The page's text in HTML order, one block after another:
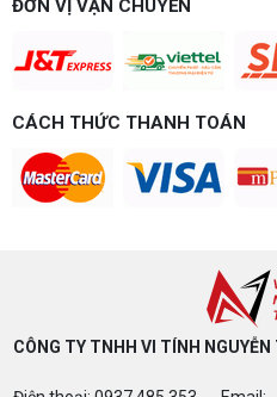
ĐƠN VỊ VẬN CHUYỂN
CÁCH THỨC THANH TOÁN
CÔNG TY TNHH VI TÍNH NGUYỄN